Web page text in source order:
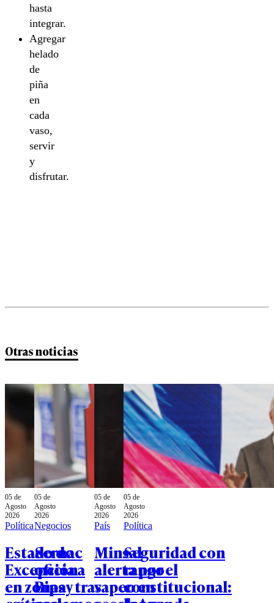
hasta
integrar.
Agregar
helado
de
piña
en
cada
vaso,
servir
y
disfrutar.
Otras noticias
05 de
Agosto
2026
Política
Estado de
Excepción
en zonas
05 de
Agosto
2026
Negocios
Sernac
oficia a
Bipay tras
05 de
Agosto
2026
País
Minsal
alerta por el
vapeo en
05 de
Agosto
2026
Política
Seguridad con
rango
constitucional: